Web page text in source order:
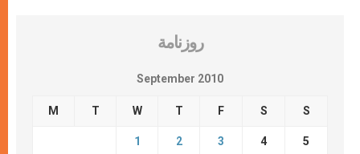
روزنامة
September 2010
M T W T F S S
1 2 3 4 5